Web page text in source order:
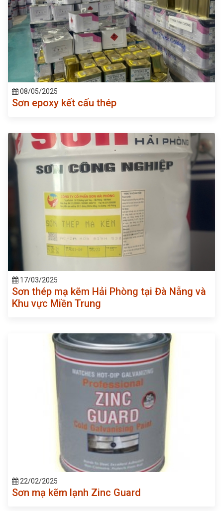
08/05/2025
Sơn epoxy kết cấu thép
17/03/2025
Sơn thép mạ kẽm Hải Phòng tại Đà Nẵng và
Khu vực Miền Trung
22/02/2025
Sơn mạ kẽm lạnh Zinc Guard